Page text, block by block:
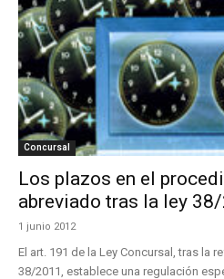
Concursal
Los plazos en el
abreviado tras la ley
1 junio 2012
El art. 191 de la Ley Concursal, tras la
38/2011, establece una regulación